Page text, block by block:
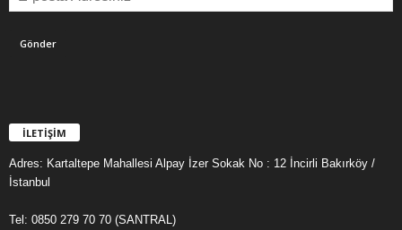
İLETİŞİM
Adres: Kartaltepe Mahallesi Alpay İzer Sokak No : 12 İncirli Bakırköy /
İstanbul
Tel: 0850 279 70 70 (SANTRAL)